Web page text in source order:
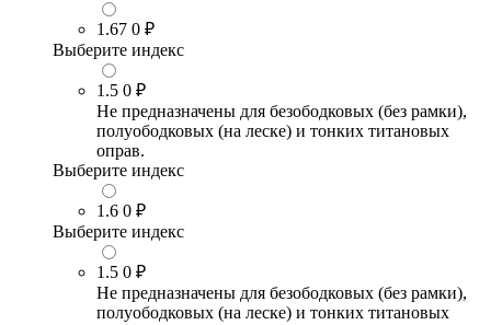
1.67 0 ₽
Выберите индекс
1.5 0 ₽
Не предназначены для безободковых (без рамки),
полуободковых (на леске) и тонких титановых
оправ.
Выберите индекс
1.6 0 ₽
Выберите индекс
1.5 0 ₽
Не предназначены для безободковых (без рамки),
полуободковых (на леске) и тонких титановых